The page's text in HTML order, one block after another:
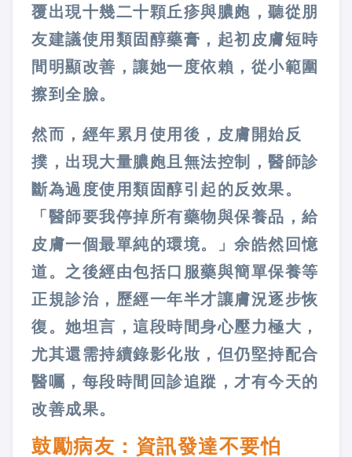
覆出現十幾二十顆丘疹與膿皰，聽從朋
友建議使用類固醇藥膏，起初皮膚短時
間明顯改善，讓她一度依賴，從小範圍
擦到全臉。
然而，經年累月使用後，皮膚開始反
撲，出現大量膿皰且無法控制，醫師診
斷為過度使用類固醇引起的反效果。
「醫師要我停掉所有藥物與保養品，給
皮膚一個最單純的環境。」余皓然回憶
道。之後經由包括口服藥與簡單保養等
正規診治，歷經一年半才讓膚況逐步恢
復。她坦言，這段時間身心壓力極大，
尤其還需持續錄影化妝，但仍堅持配合
醫囑，每段時間回診追蹤，才有今天的
改善成果。
鼓勵病友：資訊發達不要怕